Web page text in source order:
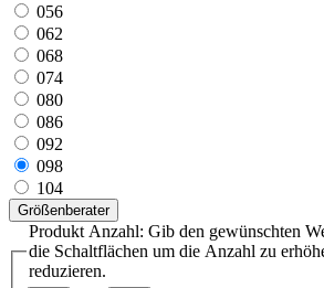
056
062
068
074
080
086
092
098
104
Größenberater
Produkt Anzahl: Gib den gewünschten
die Schaltflächen um die Anzahl zu
reduzieren.